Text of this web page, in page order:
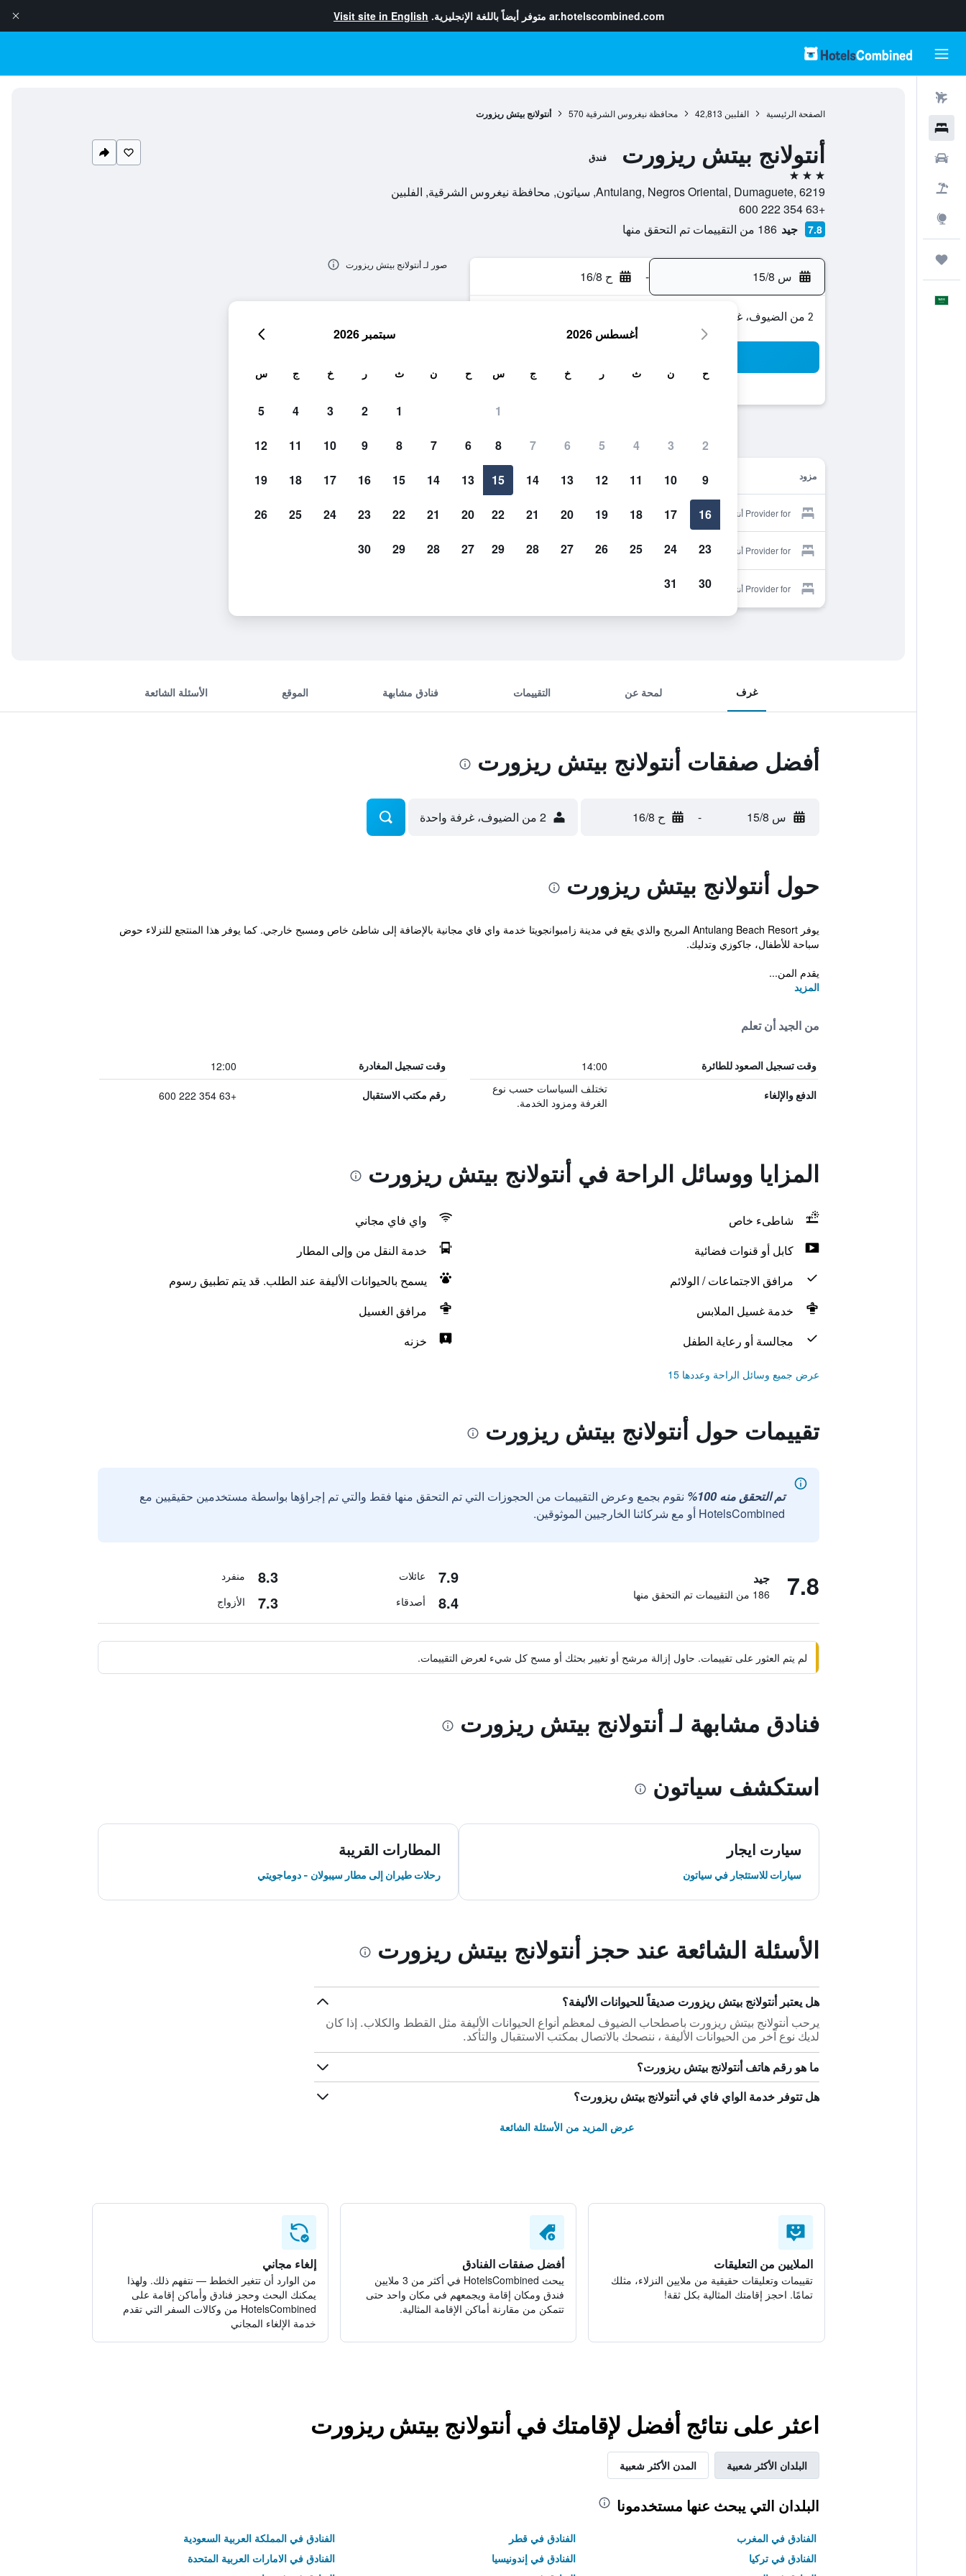
ar.hotelscombined.com متوفر أيضاً باللغة الإنجليزية. Visit site in English
الصفحة الرئيسية الفلبين 42,813 محافظة نيغروس الشرقية 570 أنتولانج بيتش ريزورت
أنتولانج بيتش ريزورت فندق
3 نجوم
Antulang, Negros Oriental, Dumaguete, 6219, سياتون, محافظة نيغروس الشرقية, الفلبين
+63 354 222 600
7.8 جيد 186 من التقييمات تم التحقق منها
س 15/8 - ح 16/8
2 من الضيوف، غرفة واحدة
مزود
Provider for أنتولانج بيتش ريزورت عرض الأسعار
Provider for أنتولانج بيتش ريزورت عرض الأسعار
Provider for أنتولانج بيتش ريزورت
صور لـ أنتولانج بيتش ريزورت
غرف لمحة عن التقييمات فنادق مشابهة الموقع الأسئلة الشائعة
أفضل صفقات أنتولانج بيتش ريزورت
س 15/8 - ح 16/8 2 من الضيوف، غرفة واحدة
حول أنتولانج بيتش ريزورت
يوفر Antulang Beach Resort المريح والذي يقع في مدينة زامبوانجويتا خدمة واي فاي مجانية بالإضافة إلى شاطئ خاص ومسبح خارجي. كما يوفر هذا المنتجع للنزلاء حوض
سباحة للأطفال، جاكوزي وتدليك.
يقدم المن...
المزيد
من الجيد أن تعلم
وقت تسجيل الصعود للطائرة 14:00 وقت تسجيل المغادرة 12:00
الدفع والإلغاء
تختلف السياسات حسب نوع
الغرفة ومزود الخدمة.
رقم مكتب الاستقبال +63 354 222 600
المزايا ووسائل الراحة في أنتولانج بيتش ريزورت
شاطىء خاص
واي فاي مجاني
كابل أو قنوات فضائية
خدمة النقل من وإلى المطار
مرافق الاجتماعات / الولائم
يسمح بالحيوانات الأليفة عند الطلب. قد يتم تطبيق رسوم
خدمة غسيل الملابس
مرافق الغسيل
مجالسة أو رعاية الطفل
خزنه
عرض جميع وسائل الراحة وعددها 15
تقييمات حول أنتولانج بيتش ريزورت
تم التحقق منه 100%
نقوم بجمع وعرض التقييمات من الحجوزات التي تم التحقق منها فقط والتي تم إجراؤها بواسطة مستخدمين حقيقيين مع
HotelsCombined أو مع شركائنا الخارجيين الموثوقين.
7.8 جيد
186 من التقييمات تم التحقق منها
7.9 عائلات 8.3 منفرد
8.4 أصدقاء 7.3 الأزواج
لم يتم العثور على تقييمات. حاول إزالة مرشح أو تغيير بحثك أو مسح كل شيء لعرض التقييمات.
فنادق مشابهة لـ أنتولانج بيتش ريزورت
استكشف سياتون
سيارت ايجار
سيارات للاستئجار في سياتون
المطارات القريبة
رحلات طيران إلى مطار سيبولان - دوماجويتي
الأسئلة الشائعة عند حجز أنتولانج بيتش ريزورت
هل يعتبر أنتولانج بيتش ريزورت صديقاً للحيوانات الأليفة؟
يرحب أنتولانج بيتش ريزورت باصطحاب الضيوف لمعظم أنواع الحيوانات الأليفة مثل القطط والكلاب. إذا كان
لديك نوع آخر من الحيوانات الأليفة ، ننصحك بالاتصال بمكتب الاستقبال والتأكد.
ما هو رقم هاتف أنتولانج بيتش ريزورت؟
هل تتوفر خدمة الواي فاي في أنتولانج بيتش ريزورت؟
عرض المزيد من الأسئلة الشائعة
الملايين من التعليقات
تقييمات وتعليقات حقيقية من ملايين النزلاء، مثلك
تمامًا. احجز إقامتك المثالية بكل ثقة!
أفضل صفقات الفنادق
يبحث HotelsCombined في أكثر من 3 ملايين
فندق ومكان إقامة ويجمعهم في مكان واحد حتى
تتمكن من مقارنة أماكن الإقامة المثالية.
إلغاء مجاني
من الوارد أن تتغير الخطط — نتفهم ذلك. ولهذا
يمكنك البحث وحجز فنادق وأماكن إقامة على
HotelsCombined من وكالات السفر التي تقدم
خدمة الإلغاء المجاني
اعثر على نتائج أفضل لإقامتك في أنتولانج بيتش ريزورت
البلدان الأكثر شعبية المدن الأكثر شعبية
البلدان التي يبحث عنها مستخدمونا
الفنادق في المغرب الفنادق في قطر
الفنادق في المملكة العربية السعودية
الفنادق في تركيا
الفنادق في إندونيسيا
الفنادق في الامارات العربية المتحدة
أغسطس 2026
ح ن ث ر خ ج س
1
2
3
4
5
6
7
8
9
10
11
12
13
14
15
16
17
18
19
20
21
22
23
24
25
26
27
28
29
30
31
سبتمبر 2026
ح ن ث ر خ ج س
1
2
3
4
5
6
7
8
9
10
11
12
13
14
15
16
17
18
19
20
21
22
23
24
25
26
27
28
29
30